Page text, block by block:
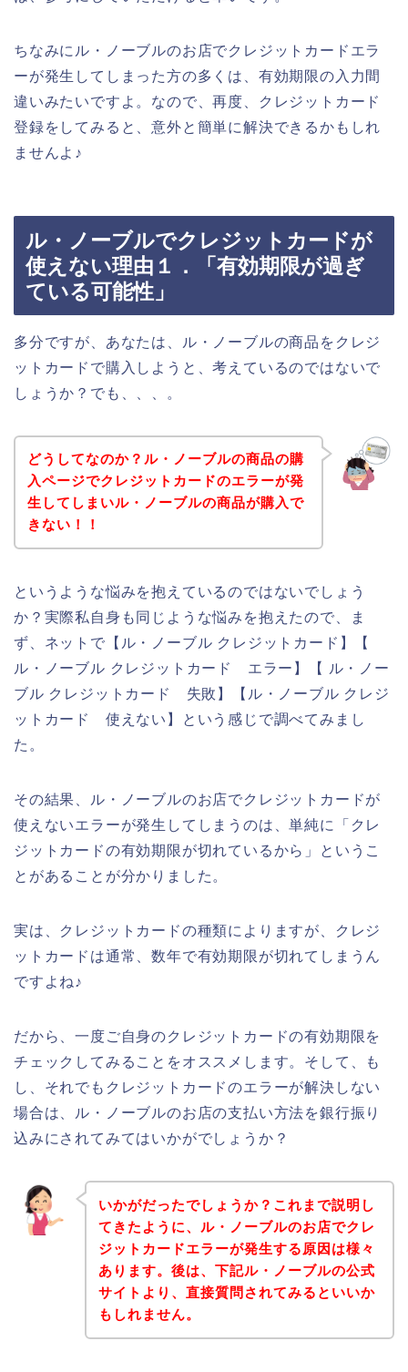
ちなみにル・ノーブルのお店でクレジットカードエラ
ーが発生してしまった方の多くは、有効期限の入力間
違いみたいですよ。なので、再度、クレジットカード
登録をしてみると、意外と簡単に解決できるかもしれ
ませんよ♪
ル・ノーブルでクレジットカードが
使えない理由１．「有効期限が過ぎ
ている可能性」
多分ですが、あなたは、ル・ノーブルの商品をクレジ
ットカードで購入しようと、考えているのではないで
しょうか？でも、、、。
どうしてなのか？ル・ノーブルの商品の購
入ページでクレジットカードのエラーが発
生してしまいル・ノーブルの商品が購入で
きない！！
というような悩みを抱えているのではないでしょう
か？実際私自身も同じような悩みを抱えたので、ま
ず、ネットで【ル・ノーブル クレジットカード】【
ル・ノーブル クレジットカード エラー】【 ル・ノー
ブル クレジットカード 失敗】【ル・ノーブル クレジ
ットカード 使えない】という感じで調べてみまし
た。
その結果、ル・ノーブルのお店でクレジットカードが
使えないエラーが発生してしまうのは、単純に「クレ
ジットカードの有効期限が切れているから」というこ
とがあることが分かりました。
実は、クレジットカードの種類によりますが、クレジ
ットカードは通常、数年で有効期限が切れてしまうん
ですよね♪
だから、一度ご自身のクレジットカードの有効期限を
チェックしてみることをオススメします。そして、も
し、それでもクレジットカードのエラーが解決しない
場合は、ル・ノーブルのお店の支払い方法を銀行振り
込みにされてみてはいかがでしょうか？
いかがだったでしょうか？これまで説明し
てきたように、ル・ノーブルのお店でクレ
ジットカードエラーが発生する原因は様々
あります。後は、下記ル・ノーブルの公式
サイトより、直接質問されてみるといいか
もしれません。